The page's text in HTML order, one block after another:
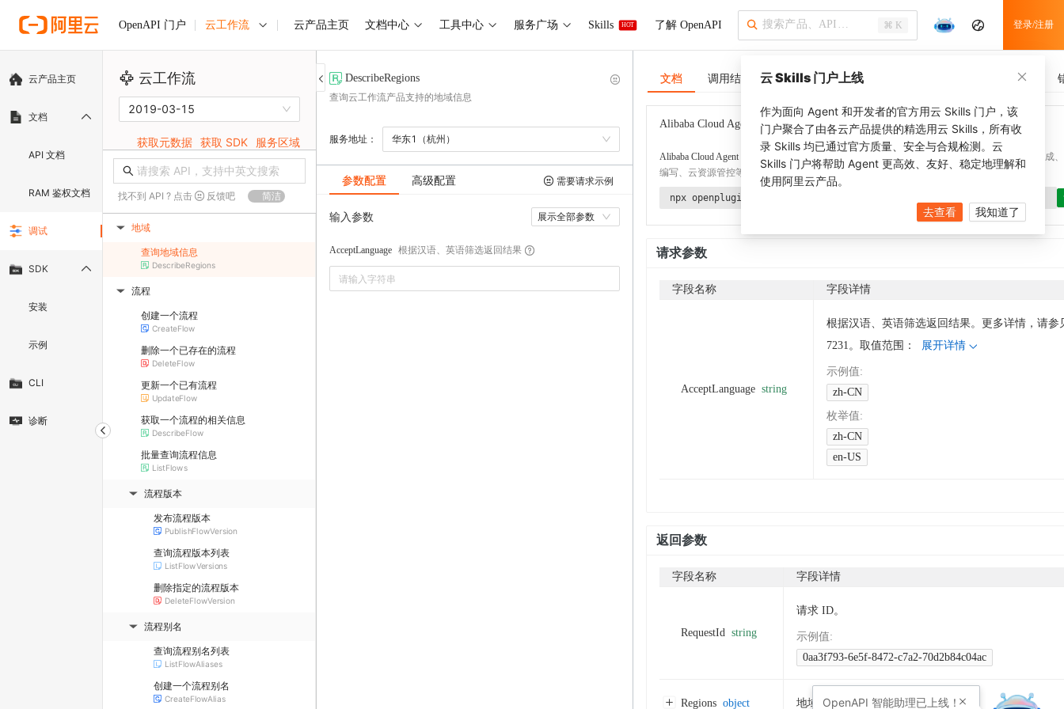
OpenAPI 门户 云工作流 云产品主页 文档中心 工具中心 服务广场 Skills HOT 了解 OpenAPI ⌘ K 登录/注册
云产品主页
文档
API 文档
RAM 鉴权文档
调试
SDK
安装
示例
CLI
诊断
云工作流
2019-03-15
获取元数据 获取 SDK 服务区域
找不到 API ? 点击 反馈吧 简洁
▶ 地域
查询地域信息
DescribeRegions
▶ 流程
创建一个流程
CreateFlow
删除一个已存在的流程
DeleteFlow
更新一个已有流程
UpdateFlow
获取一个流程的相关信息
DescribeFlow
批量查询流程信息
ListFlows
▶ 流程版本
发布流程版本
PublishFlowVersion
查询流程版本列表
ListFlowVersions
删除指定的流程版本
DeleteFlowVersion
▶ 流程别名
查询流程别名列表
ListFlowAliases
创建一个流程别名
CreateFlowAlias
DescribeRegions
查询云工作流产品支持的地域信息
服务地址： 华东1（杭州）
参数配置 高级配置 需要请求示例
输入参数 展示全部参数
AcceptLanguage 根据汉语、英语筛选返回结果
文档 调用结果 SDK 示例 CLI 示例 调用历史
Alibaba Cloud Agent Toolkit 了解更多
Alibaba Cloud Agent Toolkit
提供 Agent 插件、技能、MCP 配置和验证工具，涵盖 SDK 代码生成、
编写、云资源管控等能力。通过 alibabacloud-agent-toolkit-install 技能可快速完成本地配置。
npx openplugin aliyun/alibabacloud-agent-toolkit
请求参数
字段名称 字段详情
AcceptLanguage string
根据汉语、英语筛选返回结果。更多详情，请参
7231。取值范围：
展开详情
示例值:
zh-CN
枚举值:
zh-CN
en-US
返回参数
字段名称 字段详情
RequestId string
请求 ID。
示例值:
0aa3f793-6e5f-8472-c7a2-70d2b84c04ac
Regions object 地域信息。
云 Skills 门户上线
作为面向 Agent 和开发者的官方用云 Skills 门户，该
门户聚合了由各云产品提供的精选用云 Skills，所有收
录 Skills 均已通过官方质量、安全与合规检测。云
Skills 门户将帮助 Agent 更高效、友好、稳定地理解和
使用阿里云产品。
去查看 我知道了
OpenAPI 智能助理已上线！